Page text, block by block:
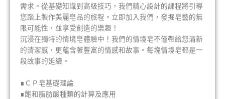
需求。從基礎知識到高級技巧，我們精心設計的課程將引導
您踏上製作美麗皂品的旅程。立即加入我們，發掘皂藝的無
限可能性，並享受創造的樂趣！
沉浸在獨特的情境皂體驗中！我們的情境皂不僅帶給您清新
的清潔感，更蘊含著豐富的情感和故事。每塊情境皂都是一
段故事的延續。
∎ＣＰ皂基礎理論
∎飽和脂肪酸種類的計算及應用